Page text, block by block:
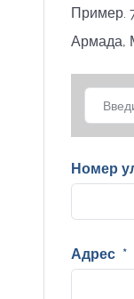
Пример.
Армада,
Номер
Адрес *